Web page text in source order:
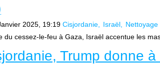
2025, 19:19 Cisjordanie Israël
du cessez-le-feu à Gaza, Israël accentue les
Trump donne